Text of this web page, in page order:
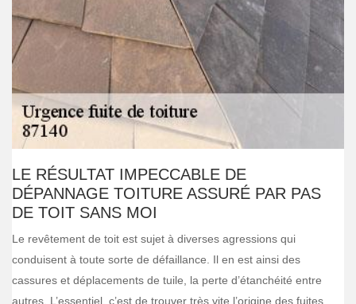
LE RÉSULTAT IMPECCABLE DE
DÉPANNAGE TOITURE ASSURÉ PAR PAS
DE TOIT SANS MOI
Le revêtement de toit est sujet à diverses agressions qui
conduisent à toute sorte de défaillance. Il en est ainsi des
cassures et déplacements de tuile, la perte d’étanchéité entre
autres. L’essentiel, c’est de trouver très vite l’origine des fuites